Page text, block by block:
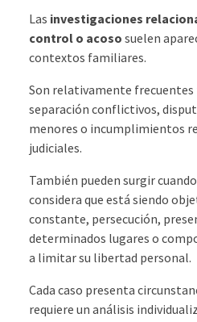
Las investigaciones
control o acoso suelen
contextos familiares.
Son relativamente frecuentes
separación conflictivos,
menores o incumplimientos
judiciales.
También pueden surgir
considera que está siendo
constante, persecución,
determinados lugares o
a limitar su libertad personal.
Cada caso presenta
requiere un análisis